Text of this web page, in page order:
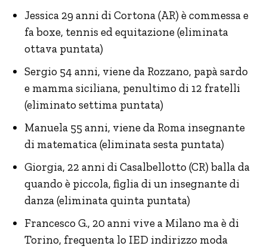
Jessica 29 anni di Cortona (AR) è commessa e
fa boxe, tennis ed equitazione (eliminata
ottava puntata)
Sergio 54 anni, viene da Rozzano, papà sardo
e mamma siciliana, penultimo di 12 fratelli
(eliminato settima puntata)
Manuela 55 anni, viene da Roma insegnante
di matematica (eliminata sesta puntata)
Giorgia, 22 anni di Casalbellotto (CR) balla da
quando è piccola, figlia di un insegnante di
danza (eliminata quinta puntata)
Francesco G., 20 anni vive a Milano ma è di
Torino, frequenta lo IED indirizzo moda